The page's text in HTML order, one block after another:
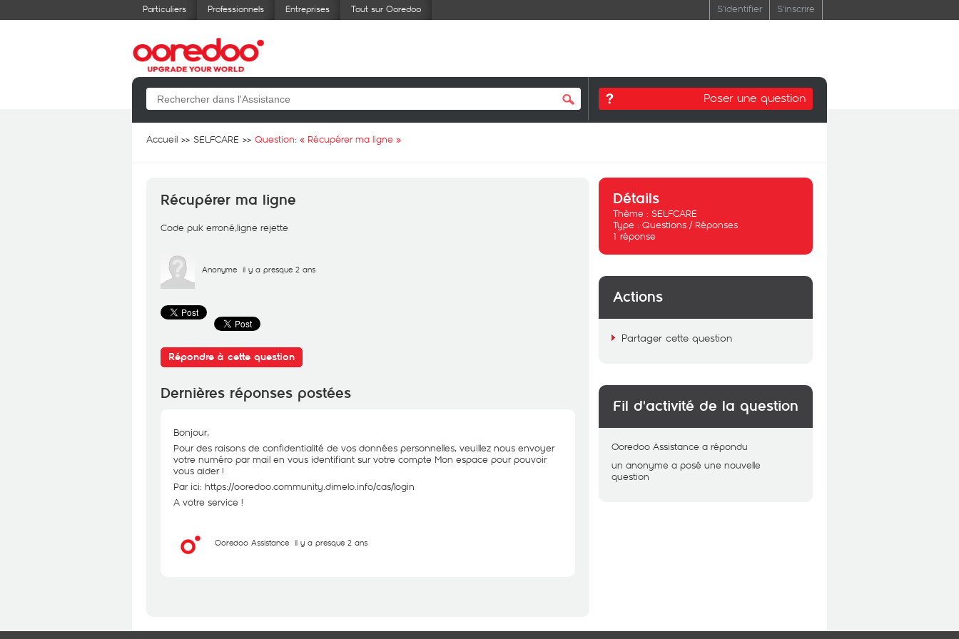
Particuliers Professionnels Entreprises Tout sur Ooredoo S'identifier S'inscrire
Poser une question
Accueil SELFCARE Question: « Récupérer ma ligne »
Récupérer ma ligne
Code puk erroné,ligne rejette
Anonyme il y a presque 2 ans
Répondre à cette question
Dernières réponses postées
Bonjour,
Pour des raisons de confidentialité de vos données personnelles, veuillez nous envoyer
votre numéro par mail en vous identifiant sur votre compte Mon espace pour pouvoir
vous aider !
Par ici: https://ooredoo.community.dimelo.info/cas/login
A votre service !
Ooredoo Assistance il y a presque 2 ans
Détails
Thème : SELFCARE
Type : Questions / Réponses
1 réponse
Actions
Partager cette question
Fil d'activité de la question
Ooredoo Assistance a répondu
un anonyme a posé une nouvelle
question